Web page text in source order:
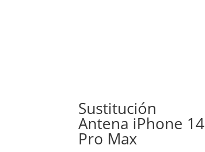
Sustitución
Antena iPhone 14
Pro Max